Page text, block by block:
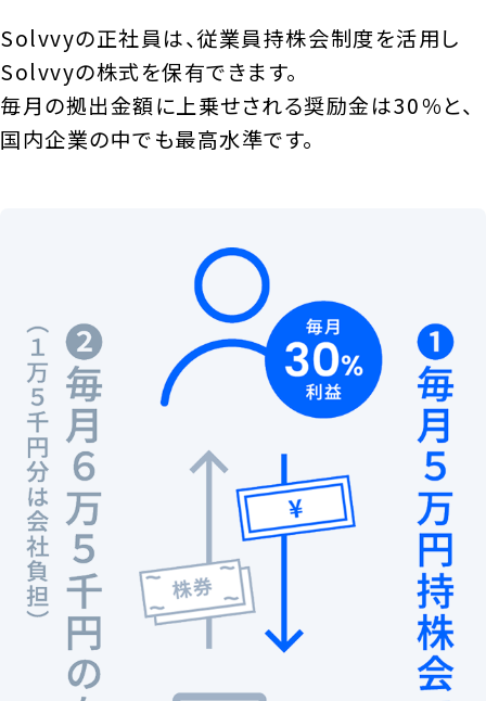
Solvvyの正社員は、従業員持株会制度を活用し
Solvvyの株式を保有できます。
毎月の拠出金額に上乗せされる奨励金は30％と、
国内企業の中でも最高水準です。